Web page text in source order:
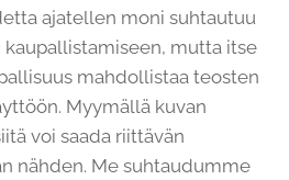
ajatellen moni suhtautuu
mutta itse
mahdollistaa teosten
Myymällä kuvan
voi saada riittävän
nähden. Me suhtaudumme